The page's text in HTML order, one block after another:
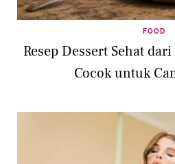
FOOD
Resep Dessert Sehat
Cocok untuk